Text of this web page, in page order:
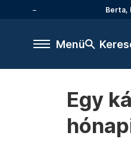
Berta,
Menü
Egy